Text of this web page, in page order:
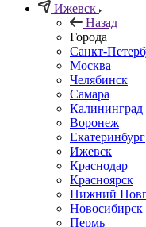
Ижевск
Назад
Города
Санкт-
Москва
Челябинск
Самара
Калининград
Воронеж
Екатеринбург
Ижевск
Краснодар
Красноярск
Нижний
Новосибирск
Пермь